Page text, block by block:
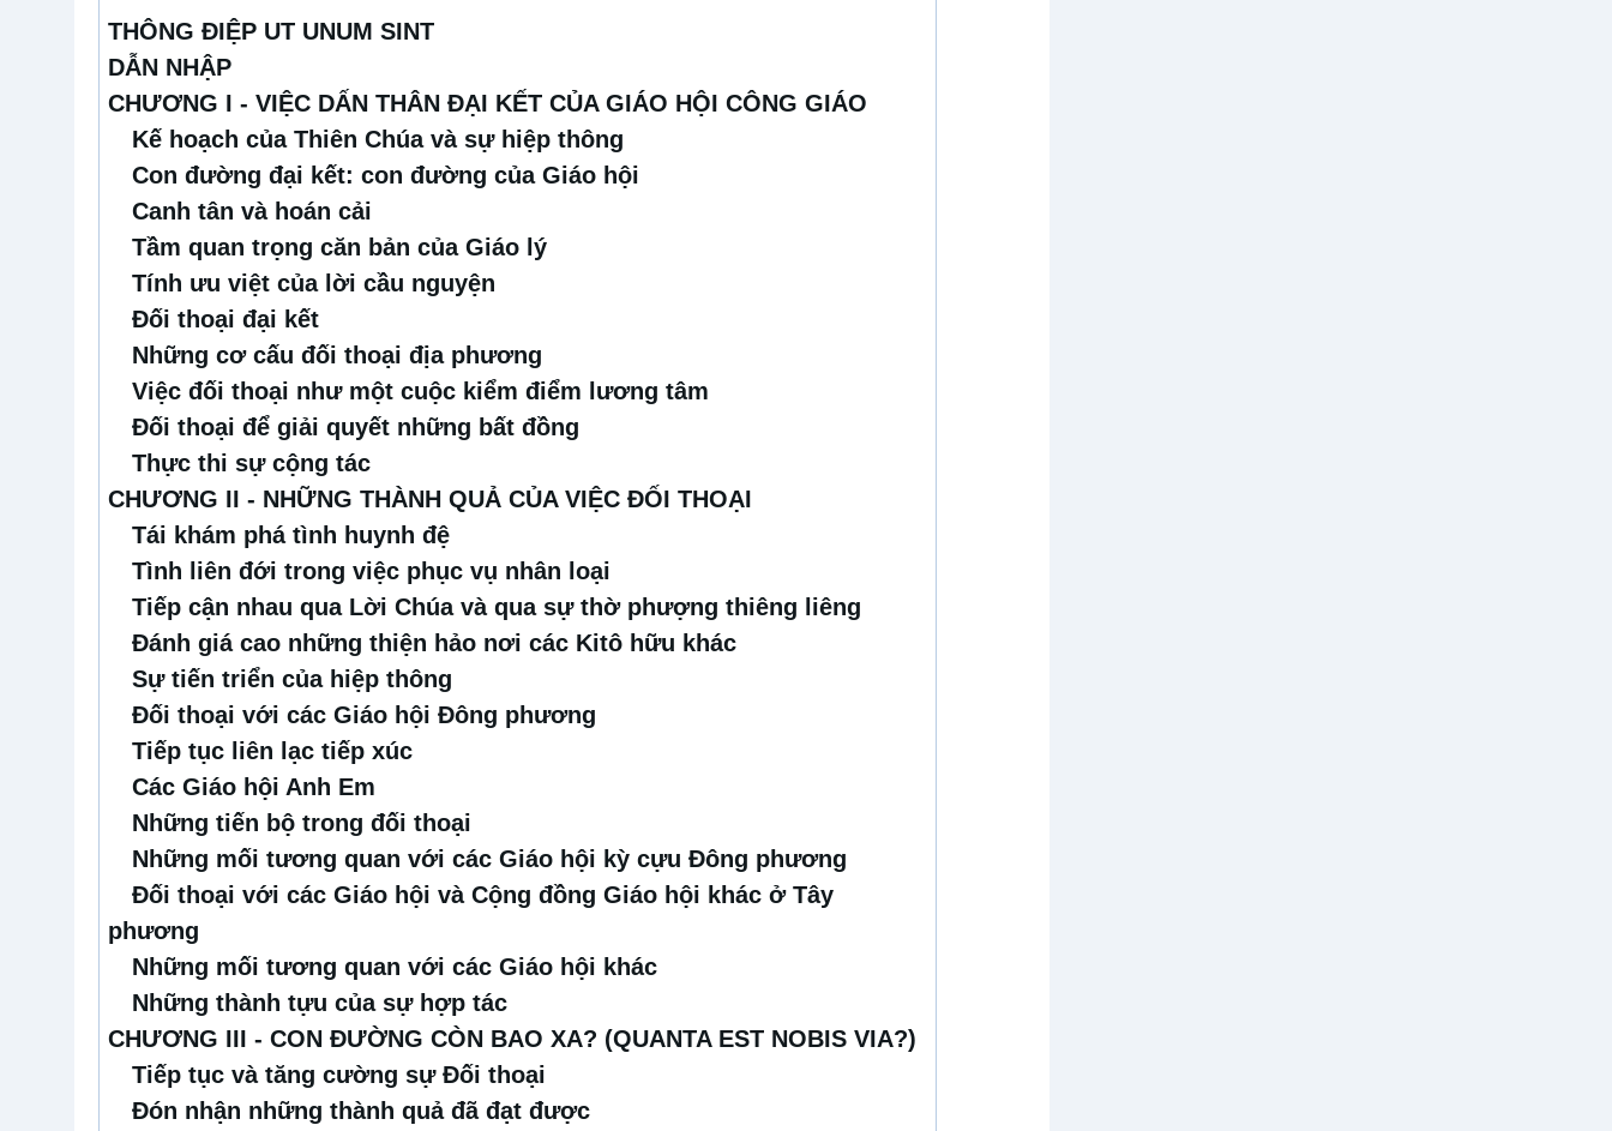
THÔNG ĐIỆP UT UNUM SINT
DẪN NHẬP
CHƯƠNG I - VIỆC DẤN THÂN ĐẠI KẾT CỦA GIÁO HỘI CÔNG GIÁO
Kế hoạch của Thiên Chúa và sự hiệp thông
Con đường đại kết: con đường của Giáo hội
Canh tân và hoán cải
Tầm quan trọng căn bản của Giáo lý
Tính ưu việt của lời cầu nguyện
Đối thoại đại kết
Những cơ cấu đối thoại địa phương
Việc đối thoại như một cuộc kiểm điểm lương tâm
Đối thoại để giải quyết những bất đồng
Thực thi sự cộng tác
CHƯƠNG II - NHỮNG THÀNH QUẢ CỦA VIỆC ĐỐI THOẠI
Tái khám phá tình huynh đệ
Tình liên đới trong việc phục vụ nhân loại
Tiếp cận nhau qua Lời Chúa và qua sự thờ phượng thiêng liêng
Đánh giá cao những thiện hảo nơi các Kitô hữu khác
Sự tiến triển của hiệp thông
Đối thoại với các Giáo hội Đông phương
Tiếp tục liên lạc tiếp xúc
Các Giáo hội Anh Em
Những tiến bộ trong đối thoại
Những mối tương quan với các Giáo hội kỳ cựu Đông phương
Đối thoại với các Giáo hội và Cộng đồng Giáo hội khác ở Tây
phương
Những mối tương quan với các Giáo hội khác
Những thành tựu của sự hợp tác
CHƯƠNG III - CON ĐƯỜNG CÒN BAO XA? (QUANTA EST NOBIS VIA?)
Tiếp tục và tăng cường sự Đối thoại
Đón nhận những thành quả đã đạt được